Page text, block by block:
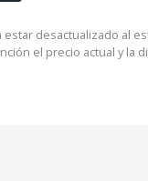
desactualizado al
el precio actual y la